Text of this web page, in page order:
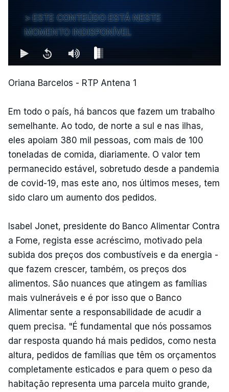
ESTE CONTEÚDO ESTÁ NESTE
MOMENTO INDISPONÍVEL
Oriana Barcelos - RTP Antena 1
Em todo o país, há bancos que fazem um trabalho
semelhante. Ao todo, de norte a sul e nas ilhas,
eles apoiam 380 mil pessoas, com mais de 100
toneladas de comida, diariamente. O valor tem
permanecido estável, sobretudo desde a pandemia
de covid-19, mas este ano, nos últimos meses, tem
sido claro um aumento dos pedidos.
Isabel Jonet, presidente do Banco Alimentar Contra
a Fome, regista esse acréscimo, motivado pela
subida dos preços dos combustíveis e da energia -
que fazem crescer, também, os preços dos
alimentos. São nuances que atingem as famílias
mais vulneráveis e é por isso que o Banco
Alimentar sente a responsabilidade de acudir a
quem precisa. "É fundamental que nós possamos
dar resposta quando há mais pedidos, como nesta
altura, pedidos de famílias que têm os orçamentos
completamente esticados e para quem o peso da
habitação representa uma parcela muito grande,